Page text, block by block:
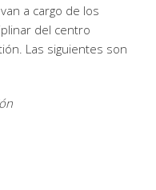
a cargo de los
del centro
Las siguientes son